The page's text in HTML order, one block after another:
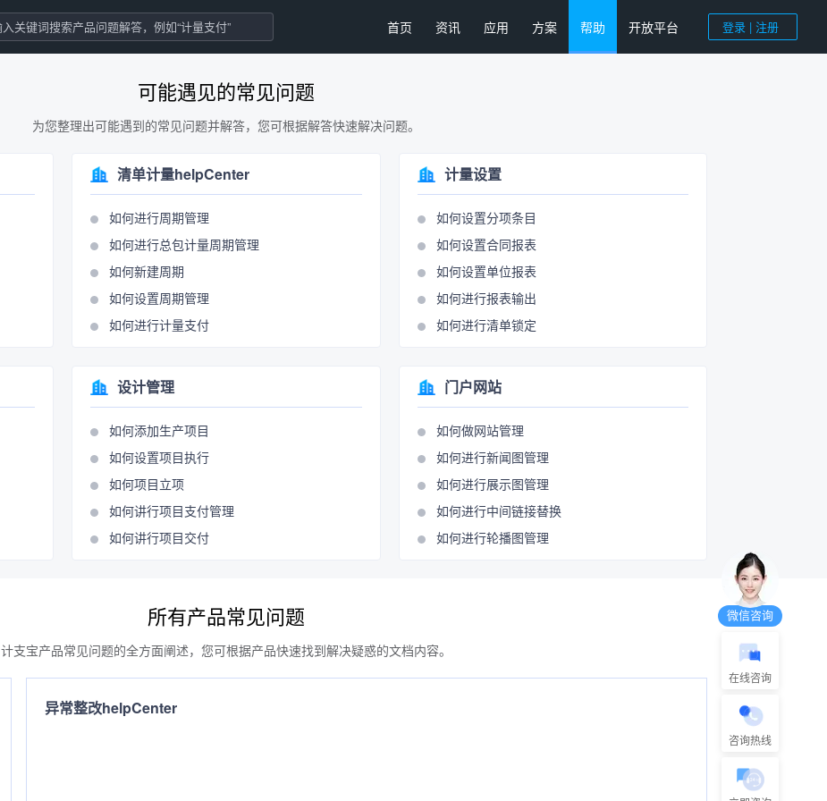
首页 资讯 应用 方案 帮助 开放平台 登录 | 注册
可能遇见的常见问题
为您整理出可能遇到的常见问题并解答，您可根据解答快速解决问题。
清单计量helpCenter
如何进行周期管理
如何进行总包计量周期管理
如何新建周期
如何设置周期管理
如何进行计量支付
计量设置
如何设置分项条目
如何设置合同报表
如何设置单位报表
如何进行报表输出
如何进行清单锁定
设计管理
如何添加生产项目
如何设置项目执行
如何项目立项
如何讲行项目支付管理
如何讲行项目交付
门户网站
如何做网站管理
如何进行新闻图管理
如何进行展示图管理
如何进行中间链接替换
如何进行轮播图管理
所有产品常见问题
计支宝产品常见问题的全方面阐述，您可根据产品快速找到解决疑惑的文档内容。
异常整改helpCenter
微信咨询
在线咨询
咨询热线